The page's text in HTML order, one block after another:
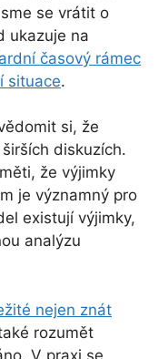
se vrátit o
ukazuje na
časový rámec
situace.
si, že
širších diskuzích.
že výjimky
je významný pro
existují výjimky,
analýzu
nejen znát
rozumět
V praxi se